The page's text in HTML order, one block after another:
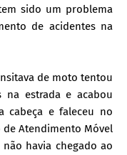
sido um problema
de acidentes na
de moto tentou
na estrada e acabou
cabeça e faleceu no
de Atendimento Móvel
havia chegado ao